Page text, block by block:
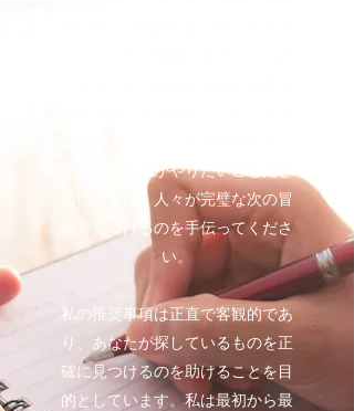
き、これが私がやりたいことだと
思いました。人々が完璧な次の冒
険を見つけるのを手伝ってくださ
い。
私の推奨事項は正直で客観的であ
り、あなたが探しているものを正
確に見つけるのを助けることを目
的としています。私は最初から最